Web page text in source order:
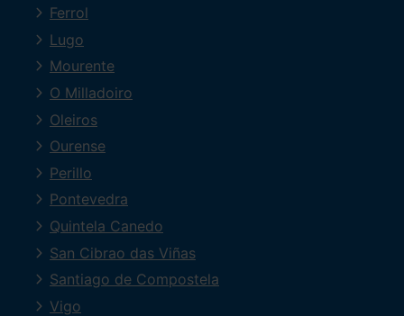
Ferrol
Lugo
Mourente
O Milladoiro
Oleiros
Ourense
Perillo
Pontevedra
Quintela Canedo
San Cibrao das Viñas
Santiago de Compostela
Vigo